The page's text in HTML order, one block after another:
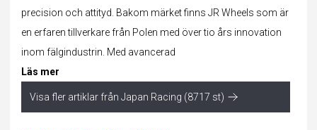
precision och attityd. Bakom märket finns JR Wheels som är
en erfaren tillverkare från Polen med över tio års innovation
inom fälgindustrin. Med avancerad
Läs mer
Visa fler artiklar från Japan Racing (8717 st)